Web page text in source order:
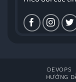
DEVOPS
HƯỚNG